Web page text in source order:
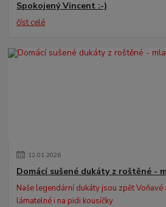
Spokojený Vincent :-)
číst celé
12.01.2026
Domácí sušené dukáty z roštěné -
Naše legendární dukáty jsou zpět
lámatelné i na pidi kousíčky